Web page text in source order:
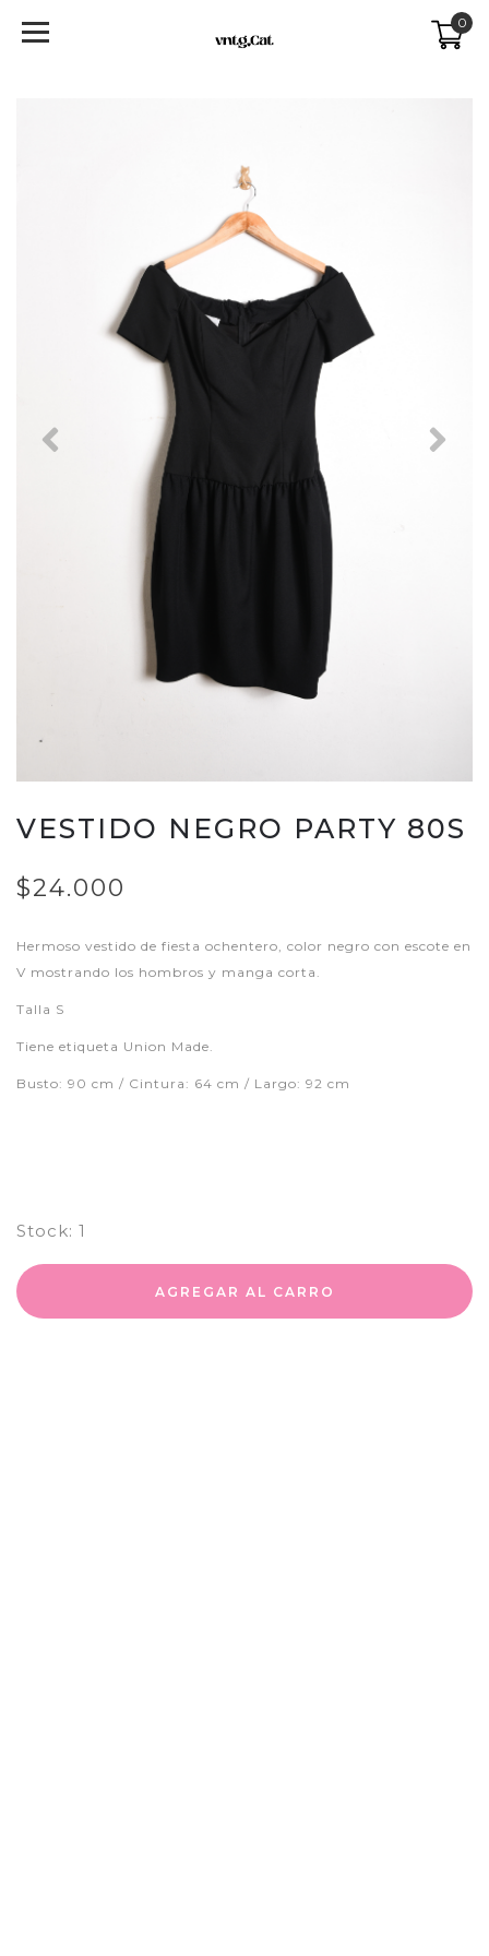
0
Previous Next
VESTIDO NEGRO PARTY 80S
$24.000
Hermoso vestido de fiesta ochentero, color negro con escote en
V mostrando los hombros y manga corta.
Talla S
Tiene etiqueta Union Made.
Busto: 90 cm / Cintura: 64 cm / Largo: 92 cm
Stock: 1
AGREGAR AL CARRO